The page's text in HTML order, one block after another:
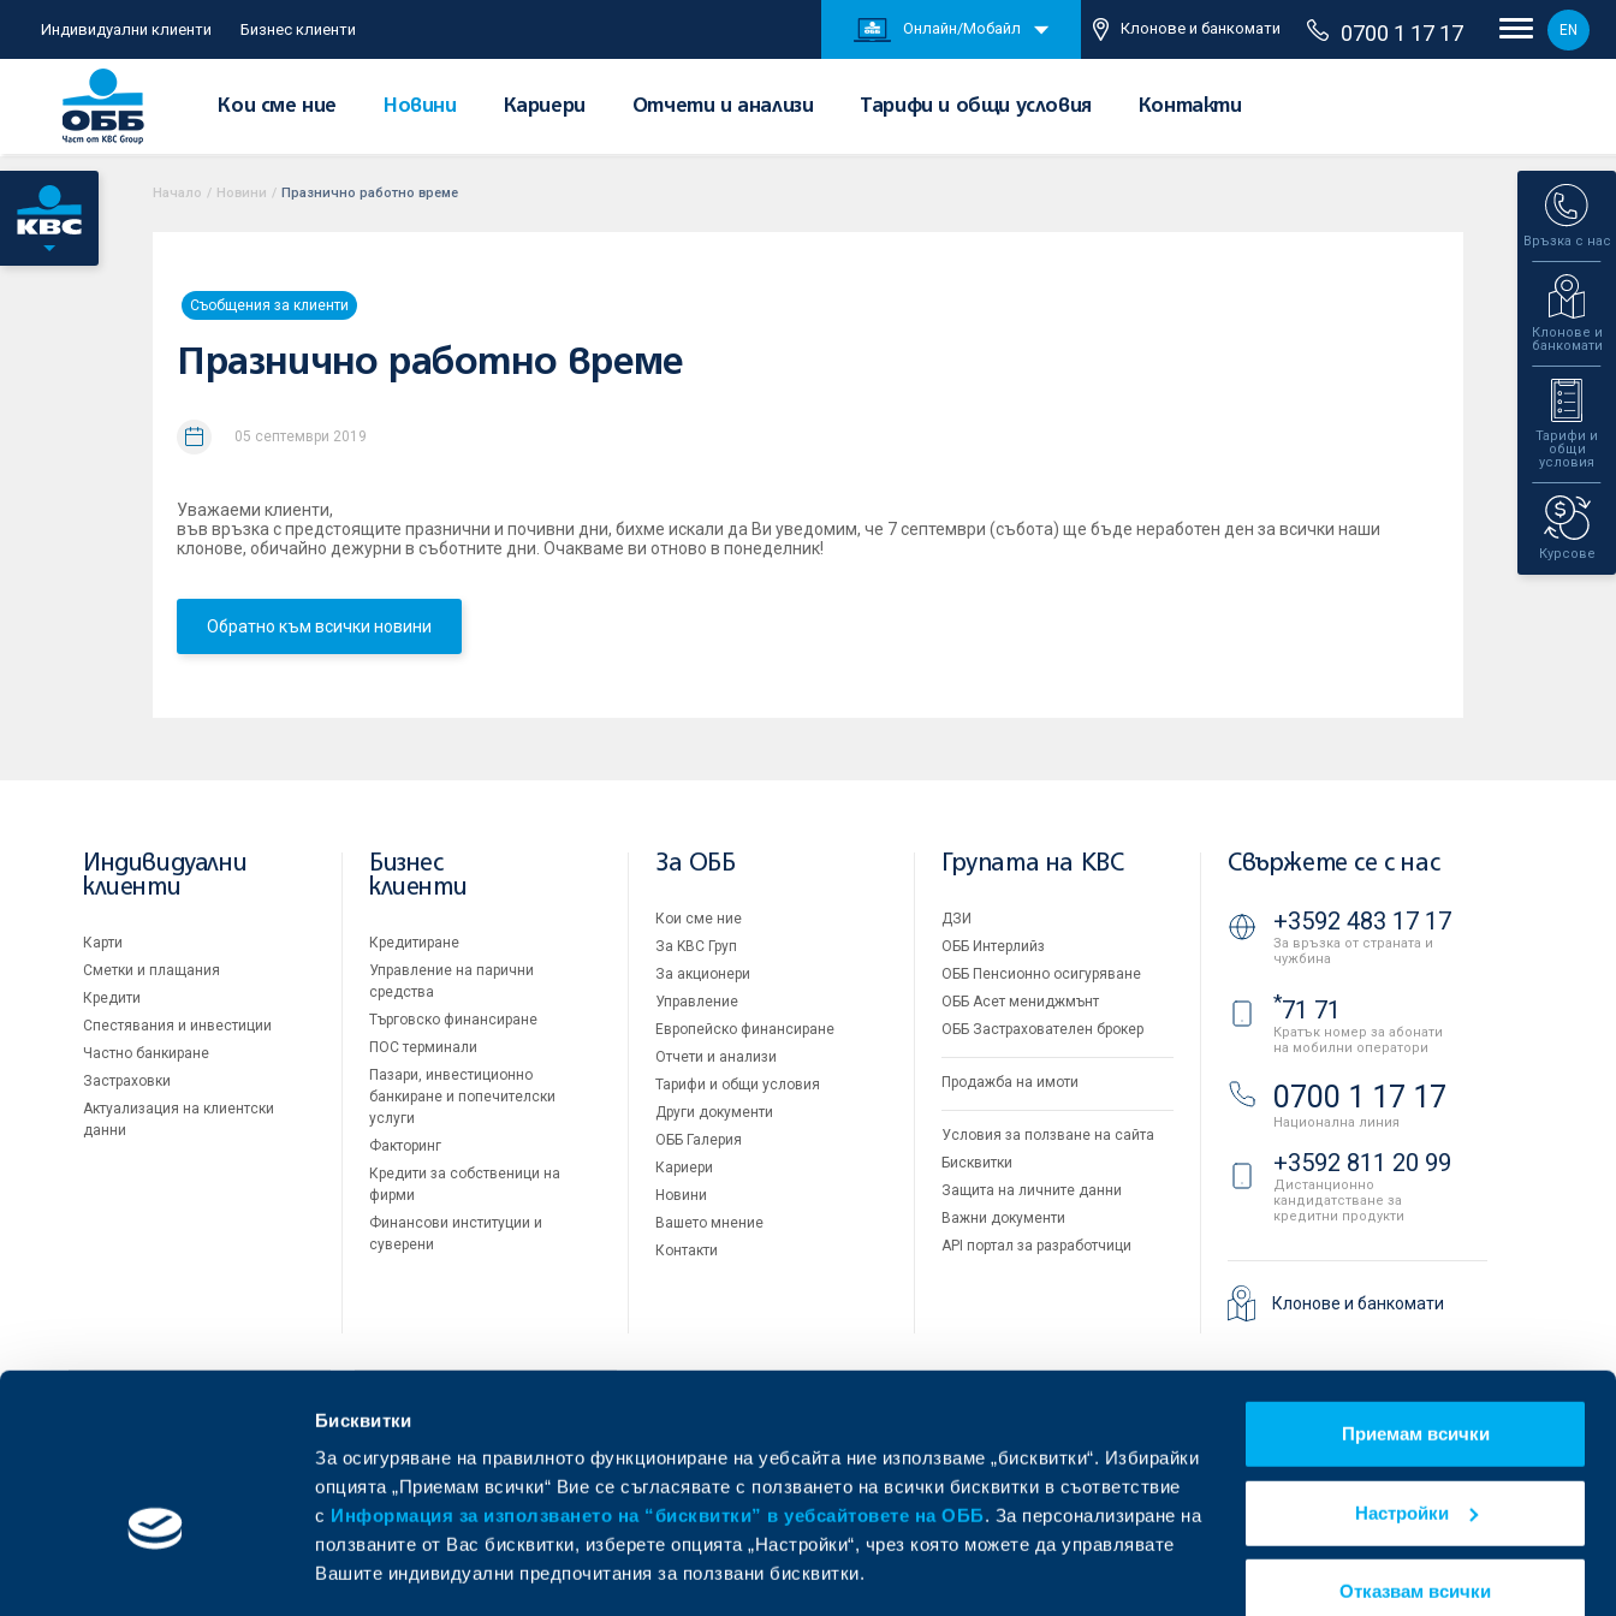
Бисквитки
За осигуряване на правилното функциониране на уебсайта ние използваме „бисквитки“. Избирайки
опцията „Приемам всички“ Вие се съгласявате с ползването на всички бисквитки в съответствие
с Информация за използването на “бисквитки” в уебсайтовете на ОББ. За персонализиране на
ползваните от Вас бисквитки, изберете опцията „Настройки“, чрез която можете да управлявате
Вашите индивидуални предпочитания за ползвани бисквитки.
Приемам всички
Настройки
Отказвам всички
Индивидуални клиенти Бизнес клиенти Онлайн/Мобайл Клонове и банкомати 0700 1 17 17 EN
Кои сме ние Новини Кариери Отчети и анализи Тарифи и общи условия Контакти
Връзка с нас
Клонове и
банкомати
Тарифи и
общи
условия
Курсове
Начало / Новини / Празнично работно време
Съобщения за клиенти
Празнично работно време
05 септември 2019
Уважаеми клиенти,
във връзка с предстоящите празнични и почивни дни, бихме искали да Ви уведомим, че 7 септември (събота) ще бъде неработен ден за всички наши
клонове, обичайно дежурни в съботните дни. Очакваме ви отново в понеделник!
Обратно към всички новини
Индивидуални
клиенти
Карти
Сметки и плащания
Кредити
Спестявания и инвестиции
Частно банкиране
Застраховки
Актуализация на клиентски
данни
Бизнес
клиенти
Кредитиране
Управление на парични
средства
Търговско финансиране
ПОС терминали
Пазари, инвестиционно
банкиране и попечителски
услуги
Факторинг
Кредити за собственици на
фирми
Финансови институции и
суверени
За ОББ
Кои сме ние
За KBC Груп
За акционери
Управление
Европейско финансиране
Отчети и анализи
Тарифи и общи условия
Други документи
ОББ Галерия
Кариери
Новини
Вашето мнение
Контакти
Групата на KBC
ДЗИ
ОББ Интерлийз
ОББ Пенсионно осигуряване
ОББ Асет мениджмънт
ОББ Застрахователен брокер
Продажба на имоти
Условия за ползване на сайта
Бисквитки
Защита на личните данни
Важни документи
API портал за разработчици
Свържете се с нас
+3592 483 17 17
За връзка от страната и
чужбина
*71 71
Кратък номер за абонати
на мобилни оператори
0700 1 17 17
Национална линия
+3592 811 20 99
Дистанционно
кандидатстване за
кредитни продукти
Клонове и банкомати
ОББ Мобайл
Намерете ни в социалните мрежи: